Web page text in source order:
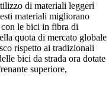
di materiali leggeri
materiali migliorano
con le bici in fibra di
quota di mercato globale
rispetto ai tradizionali
bici da strada ora dotate
superiore,